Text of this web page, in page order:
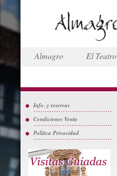
Almagro El Teatro
Info. y reservas
Condiciones Venta
Política Privacidad